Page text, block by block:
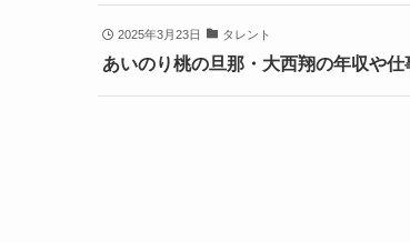
2025年3月23日 タレント
あいのり桃の旦那・大西翔の年収や